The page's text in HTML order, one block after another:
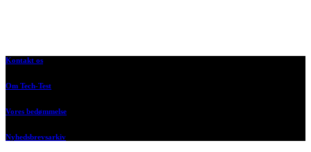
Kontakt os
Om Tech-Test
Vores bedømmelse
Nyhedsbrevsarkiv